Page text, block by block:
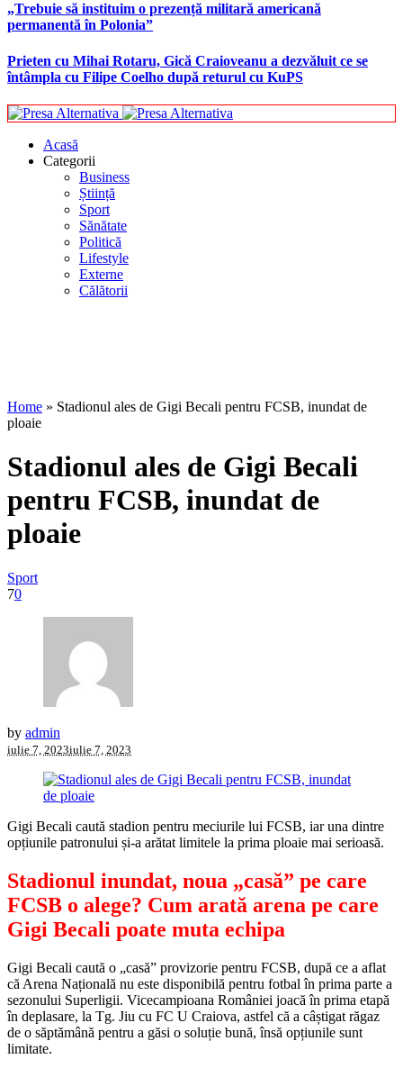
„Trebuie să instituim o prezență militară americană
permanentă în Polonia”
Prieten cu Mihai Rotaru, Gică Craioveanu a dezvăluit ce se
întâmpla cu Filipe Coelho după returul cu KuPS
Acasă
Categorii
Business
Știință
Sport
Sănătate
Politică
Lifestyle
Externe
Călătorii
Home » Stadionul ales de Gigi Becali pentru FCSB, inundat de
ploaie
Stadionul ales de Gigi Becali
pentru FCSB, inundat de
ploaie
Sport
70
by admin
iulie 7, 2023iulie 7, 2023
Gigi Becali caută stadion pentru meciurile lui FCSB, iar una dintre
opțiunile patronului și-a arătat limitele la prima ploaie mai serioasă.
Stadionul inundat, noua „casă” pe care
FCSB o alege? Cum arată arena pe care
Gigi Becali poate muta echipa
Gigi Becali caută o „casă” provizorie pentru FCSB, după ce a aflat
că Arena Națională nu este disponibilă pentru fotbal în prima parte a
sezonului Superligii. Vicecampioana României joacă în prima etapă
în deplasare, la Tg. Jiu cu FC U Craiova, astfel că a câștigat răgaz
de o săptămână pentru a găsi o soluție bună, însă opțiunile sunt
limitate.